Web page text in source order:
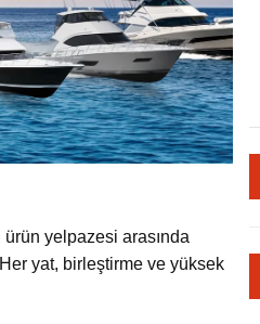
yelpazesi arasında
yat, birleştirme ve yüksek